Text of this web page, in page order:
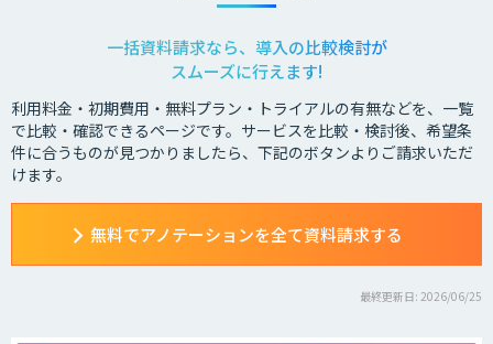
一括資料請求なら、導入の比較検討が
スムーズに行えます!
利用料金・初期費用・無料プラン・トライアルの有無などを、一覧
で比較・確認できるページです。サービスを比較・検討後、希望条
件に合うものが見つかりましたら、下記のボタンよりご請求いただ
けます。
無料でアノテーションを全て資料請求する
最終更新日: 2026/06/25